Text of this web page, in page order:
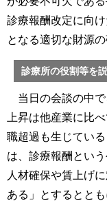
診療報酬改定に向
となる適切な財源
診療所の役割等を
当日の会談の中で
上昇は他産業に比
職超過も生じてい
は、診療報酬とい
人材確保や賃上げ
ある」とするとと